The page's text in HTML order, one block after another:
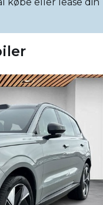
købe eller lease din